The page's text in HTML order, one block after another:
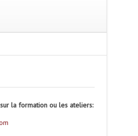
la formation ou les ateliers: